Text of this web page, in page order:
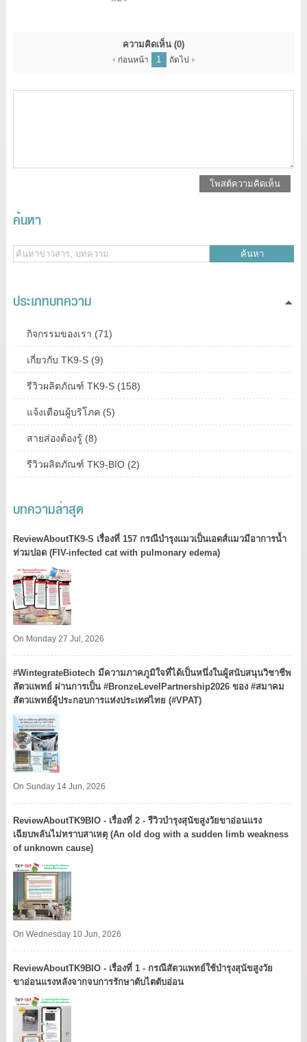
ความคิดเห็น (0)
ก่อนหน้า 1 ถัดไป
โพสต์ความคิดเห็น
ค้นหา
ค้นหา
ประเภทบทความ
กิจกรรมของเรา (71)
เกี่ยวกับ TK9-S (9)
รีวิวผลิตภัณฑ์ TK9-S (158)
แจ้งเตือนผู้บริโภค (5)
สายส่องต้องรู้ (8)
รีวิวผลิตภัณฑ์ TK9-ฺBIO (2)
บทความล่าสุด
ReviewAboutTK9-S เรื่องที่ 157 กรณีบำรุงแมวเป็นเอดส์แมวมีอาการน้ำ
ท่วมปอด (FIV-infected cat with pulmonary edema)
On Monday 27 Jul, 2026
#WintegrateBiotech มีความภาคภูมิใจที่ได้เป็นหนึ่งในผู้สนับสนุนวิชาชีพ
สัตวแพทย์ ผ่านการเป็น #BronzeLevelPartnership2026 ของ #สมาคม
สัตวแพทย์ผู้ประกอบการแห่งประเทศไทย (#VPAT)
On Sunday 14 Jun, 2026
ReviewAboutTK9BIO - เรื่องที่ 2 - รีวิวบำรุงสุนัขสูงวัยขาอ่อนแรง
เฉียบพลันไม่ทราบสาเหตุ (An old dog with a sudden limb weakness
of unknown cause)
On Wednesday 10 Jun, 2026
ReviewAboutTK9BIO - เรื่องที่ 1 - กรณีสัตวแพทย์ใช้บำรุงสุนัขสูงวัย
ขาอ่อนแรงหลังจากจบการรักษาตับไตตับอ่อน